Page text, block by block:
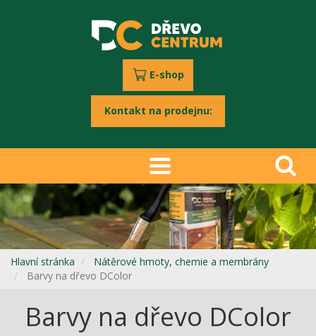
E-shop
Kontakt na prodejnu:
Hlavní stránka
Nátěrové hmoty, chemie a membrány
Barvy na dřevo DColor
Barvy na dřevo DColor